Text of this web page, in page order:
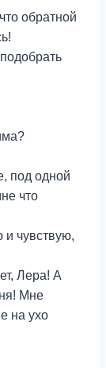
обратной
под одной
что
и чувствую,
Лера! А
Мне
на ухо